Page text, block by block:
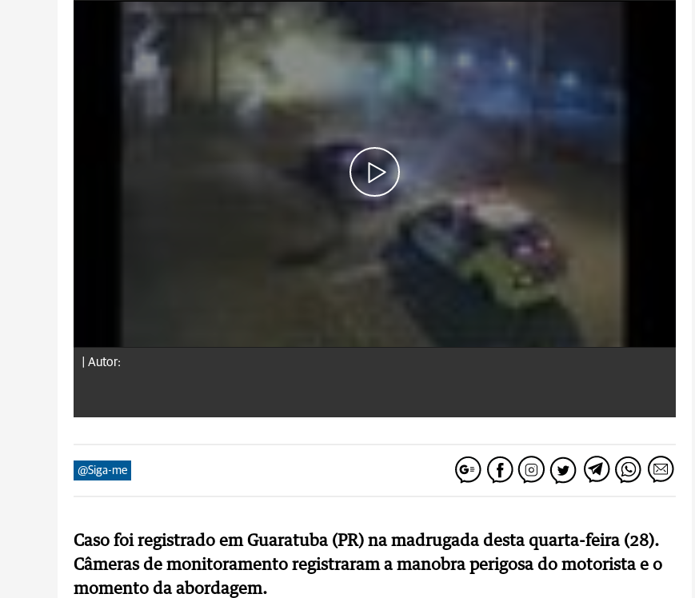
Autor:
@Siga-me
Caso foi registrado em Guaratuba (PR) na madrugada desta quarta-feira (28).
Câmeras de monitoramento registraram a manobra perigosa do motorista e o
momento da abordagem.